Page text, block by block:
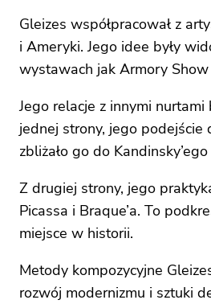
Gleizes współpracował z
i Ameryki. Jego idee były
wystawach jak Armory
Jego relacje z innymi nurtami
jednej strony, jego podejście
zbliżało go do
Z drugiej strony, jego
Picassa i Braque’a. To
miejsce w historii.
Metody kompozycyjne
rozwój modernizmu i sztuki